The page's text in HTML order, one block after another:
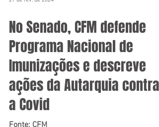
27 de fev. de 2024
No Senado, CFM defende
Programa Nacional de
Imunizações e descreve
ações da Autarquia contra